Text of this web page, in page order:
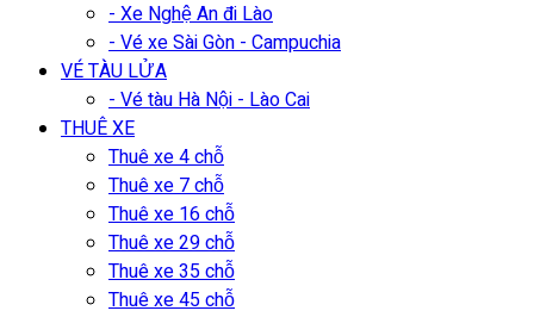
- Xe Nghệ An đi Lào
- Vé xe Sài Gòn - Campuchia
VÉ TÀU LỬA
- Vé tàu Hà Nội - Lào Cai
THUÊ XE
Thuê xe 4 chỗ
Thuê xe 7 chỗ
Thuê xe 16 chỗ
Thuê xe 29 chỗ
Thuê xe 35 chỗ
Thuê xe 45 chỗ